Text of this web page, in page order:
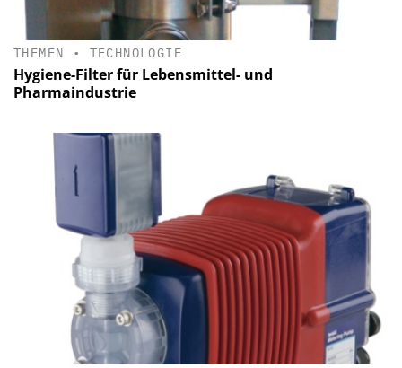
THEMEN • TECHNOLOGIE
Hygiene-Filter für Lebensmittel- und
Pharmaindustrie